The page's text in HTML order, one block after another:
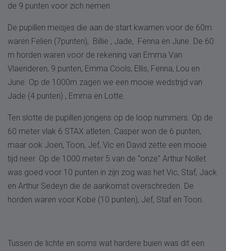
de 9 punten voor zich nemen.
De pupillen meisjes die aan de start kwamen voor de 60m
waren Felien (7punten), Billie , Jade, Fenna en June. De 60
m horden waren voor de rekening van Emma Van
Vlaenderen, 9 punten, Emma Cools, Ellis, Fenna, Lou en
June. Op de 1000m zagen we een mooie wedstrijd van
Jade (4 punten) , Emma en Lotte.
Ten slotte de pupillen jongens op de loop nummers. Op de
60 meter vlak 6 STAX atleten. Casper won de 6 punten,
maar ook Joeri, Toon, Jef, Vic en David zette een mooie
tijd neer. Op de 1000 meter 5 van de “onze” Arthur Nollet
was goed voor 10 punten in zijn zog was het Vic, Staf, Jack
en Arthur Sedeyn die de aankomst overschreden. De
horden waren voor Kobe (10 punten), Jef, Staf en Toon.
Tussen de lichte en soms wat hardere buien was dit een